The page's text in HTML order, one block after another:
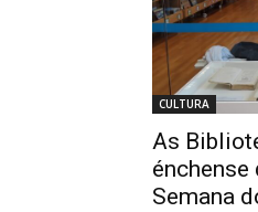
CULTURA
As
Semana